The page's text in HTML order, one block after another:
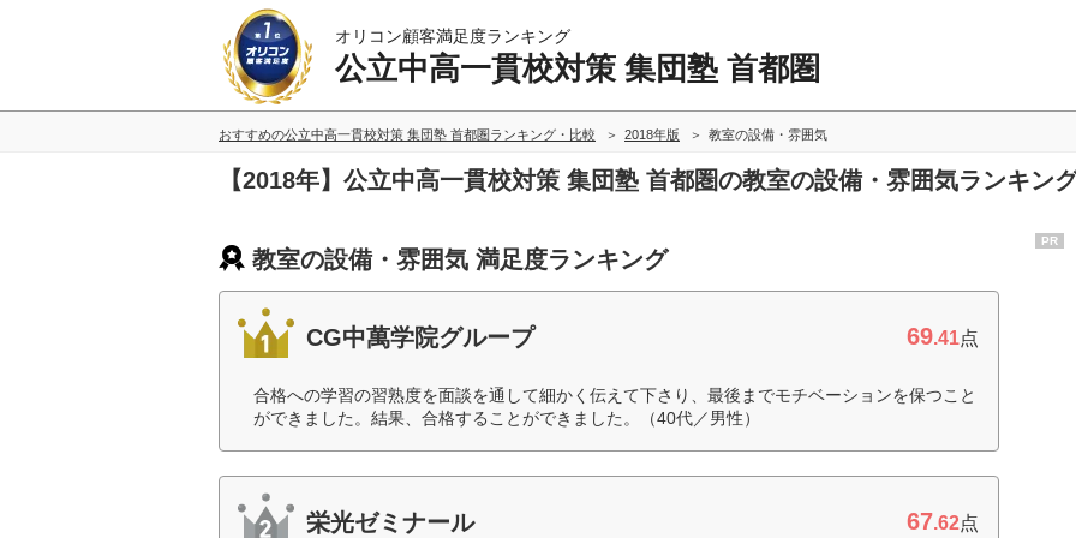
オリコン顧客満足度ランキング
公立中高一貫校対策 集団塾 首都圏
おすすめの公立中高一貫校対策 集団塾 首都圏ランキング・比較 2018年版 教室の設備・雰囲気
【2018年】公立中高一貫校対策 集団塾 首都圏の教室の設備・雰囲気ランキン
教室の設備・雰囲気 満足度ランキング
CG中萬学院グループ 69.41点
合格への学習の習熟度を面談を通して細かく伝えて下さり、最後までモチベーションを保つこと
ができました。結果、合格することができました。（40代／男性）
栄光ゼミナール 67.62点
PR